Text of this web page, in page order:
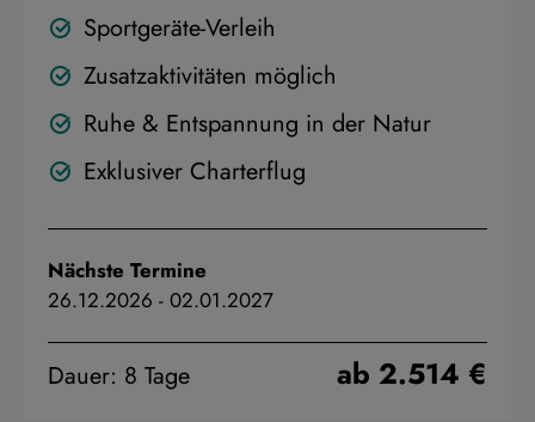
Sportgeräte-Verleih
Zusatzaktivitäten möglich
Ruhe & Entspannung in der Natur
Exklusiver Charterflug
Nächste Termine
26.12.2026 - 02.01.2027
Dauer: 8 Tage ab 2.514 €